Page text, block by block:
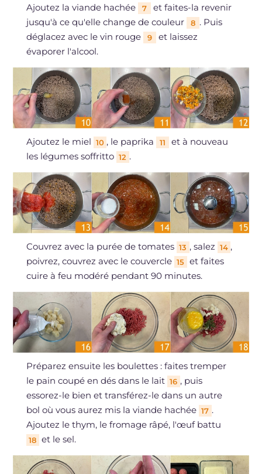
Ajoutez la viande hachée 7
et faites-la revenir
jusqu'à ce qu'elle change de couleur
8 . Puis
déglacez avec le vin rouge
9
et laissez
évaporer l'alcool.
Ajoutez le miel 10 , le paprika 11
et à nouveau
les légumes soffritto 12 .
Couvrez avec la purée de tomates 13 , salez 14 ,
poivrez, couvrez avec le couvercle 15 et faites
cuire à feu modéré pendant 90 minutes.
Préparez ensuite les boulettes : faites tremper
le pain coupé en dés dans le lait 16 , puis
essorez-le bien et transférez-le dans un autre
bol où vous aurez mis la viande hachée 17 .
Ajoutez le thym, le fromage râpé, l'œuf battu
18 et le sel.